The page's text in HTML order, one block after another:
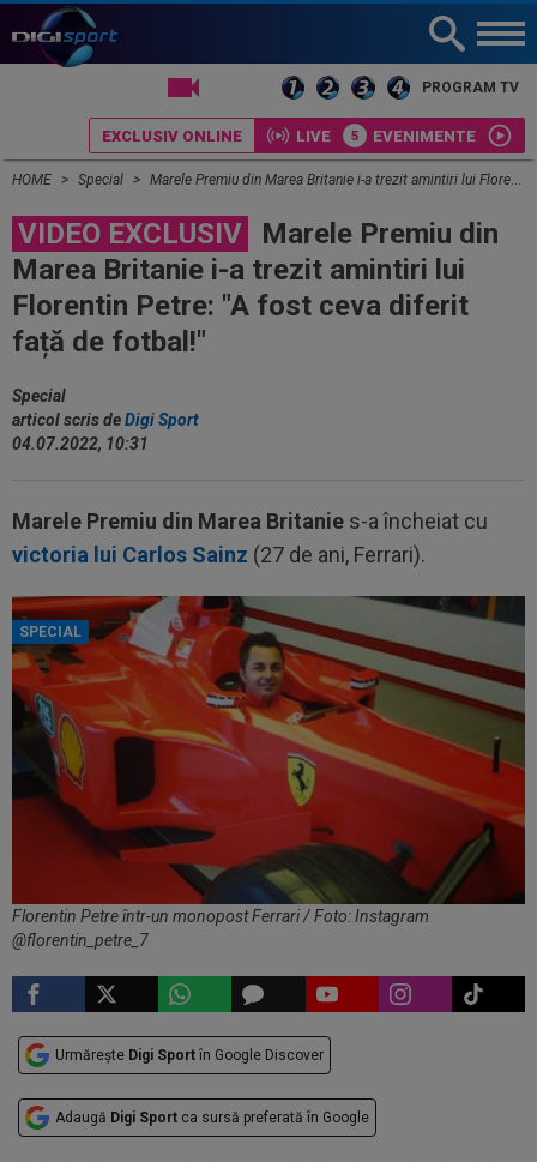
PROGRAM TV
EXCLUSIV ONLINE LIVE EVENIMENTE
HOME Special Marele Premiu din Marea Britanie i-a trezit amintiri lui Florentin Petre: "A fost ceva diferit față de fotbal!"
VIDEO EXCLUSIV
Marele Premiu din
Marea Britanie i-a trezit amintiri lui
Florentin Petre: "A fost ceva diferit
față de fotbal!"
Special
articol scris deDigi Sport
04.07.2022, 10:31
Marele Premiu din Marea Britanie s-a încheiat cu
victoria lui Carlos Sainz (27 de ani, Ferrari).
SPECIAL
Florentin Petre într-un monopost Ferrari / Foto: Instagram
@florentin_petre_7
Urmărește Digi Sport în Google Discover
Adaugă Digi Sport ca sursă preferată în Google